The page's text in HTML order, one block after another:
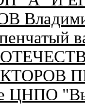
ЦНПО